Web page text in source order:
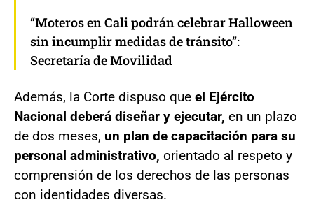
“Moteros en Cali podrán celebrar Halloween
sin incumplir medidas de tránsito”:
Secretaría de Movilidad
Además, la Corte dispuso que el Ejército
Nacional deberá diseñar y ejecutar, en un plazo
de dos meses, un plan de capacitación para su
personal administrativo, orientado al respeto y
comprensión de los derechos de las personas
con identidades diversas.